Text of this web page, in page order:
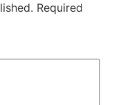
Required